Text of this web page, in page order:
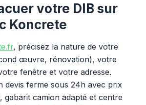
votre DIB sur
Koncrete
, précisez la nature de votre
œuvre, rénovation), votre
fenêtre et votre adresse.
devis ferme sous 24h avec prix
gabarit camion adapté et centre